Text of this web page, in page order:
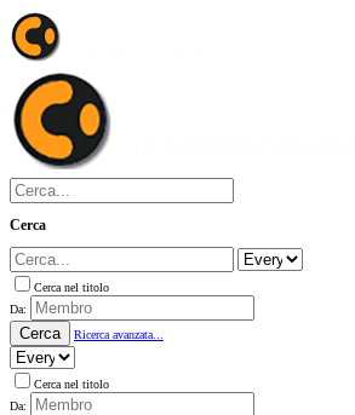
Cerca
Cerca nel titolo
Da:
Cerca Ricerca avanzata...
Cerca nel titolo
Da: